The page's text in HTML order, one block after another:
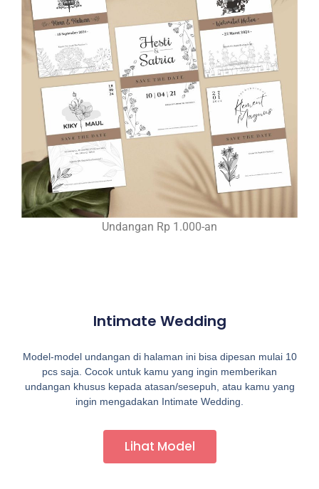
Undangan Rp 1.000-an
Intimate Wedding
Model-model undangan di halaman ini bisa dipesan mulai 10
pcs saja. Cocok untuk kamu yang ingin memberikan
undangan khusus kepada atasan/sesepuh, atau kamu yang
ingin mengadakan Intimate Wedding.
Lihat Model